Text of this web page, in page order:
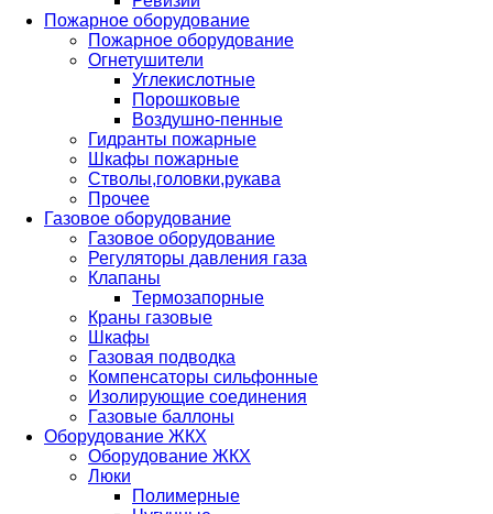
Пожарное оборудование
Пожарное оборудование
Огнетушители
Углекислотные
Порошковые
Воздушно-пенные
Гидранты пожарные
Шкафы пожарные
Стволы,головки,рукава
Прочее
Газовое оборудование
Газовое оборудование
Регуляторы давления газа
Клапаны
Термозапорные
Краны газовые
Шкафы
Газовая подводка
Компенсаторы сильфонные
Изолирующие соединения
Газовые баллоны
Оборудование ЖКХ
Оборудование ЖКХ
Люки
Полимерные